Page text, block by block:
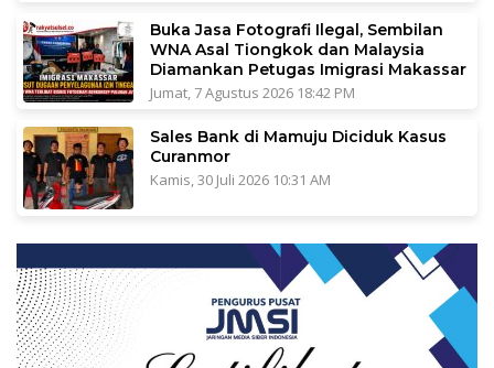
Buka Jasa Fotografi Ilegal, Sembilan
WNA Asal Tiongkok dan Malaysia
Diamankan Petugas Imigrasi Makassar
Jumat, 7 Agustus 2026 18:42 PM
Sales Bank di Mamuju Diciduk Kasus
Curanmor
Kamis, 30 Juli 2026 10:31 AM